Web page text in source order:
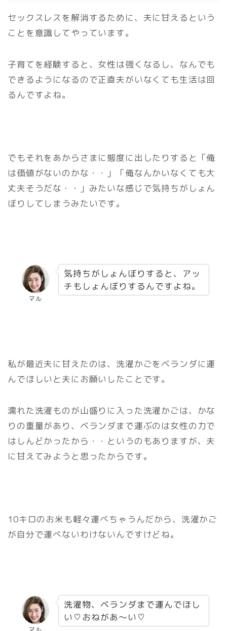
セックスレスを解消するために、夫に甘えるという
ことを意識してやっています。
子育てを経験すると、女性は強くなるし、なんでも
できるようになるので正直夫がいなくても生活は回
るんですよね。
でもそれをあからさまに態度に出したりすると「俺
は価値がないのかな・・」「俺なんかいなくても大
丈夫そうだな・・」みたいな感じで気持ちがしょん
ぼりしてしまうみたいです。
マル
気持ちがしょんぼりすると、アッ
チもしょんぼりするんですよね。
私が最近夫に甘えたのは、洗濯かごをベランダに運
んでほしいと夫にお願いしたことです。
濡れた洗濯ものが山盛りに入った洗濯かごは、かな
りの重量があり、ベランダまで運ぶのは女性の力で
はしんどかったから・・というのもありますが、夫
に甘えてみようと思ったからです。
10キロのお米も軽々運べちゃうんだから、洗濯かご
が自分で運べないわけないんですけどね。
洗濯物、ベランダまで運んでほし
い♡おねがあ～い♡